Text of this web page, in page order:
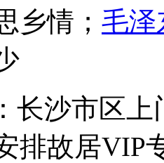
乡情； 毛泽
长沙市区上
排故居VIP